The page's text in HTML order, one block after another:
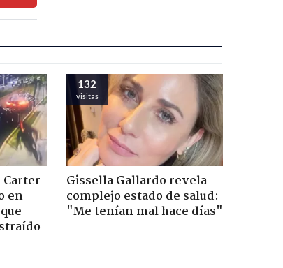
Carter
en
132
visitas
Gissella Gallardo revela
complejo estado de salud:
"Me tenían mal hace días"